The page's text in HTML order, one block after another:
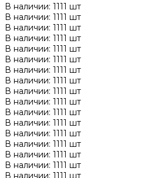
В наличии: 1111 шт
В наличии: 1111 шт
В наличии: 1111 шт
В наличии: 1111 шт
В наличии: 1111 шт
В наличии: 1111 шт
В наличии: 1111 шт
В наличии: 1111 шт
В наличии: 1111 шт
В наличии: 1111 шт
В наличии: 1111 шт
В наличии: 1111 шт
В наличии: 1111 шт
В наличии: 1111 шт
В наличии: 1111 шт
В наличии: 1111 шт
В наличии: 1111 шт